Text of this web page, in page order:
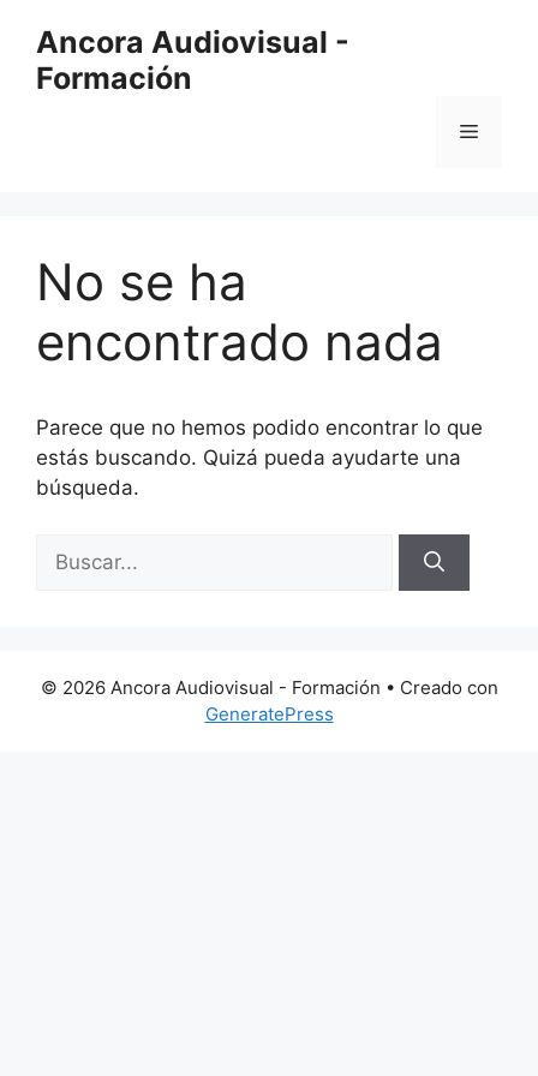
contenido
Ancora Audiovisual -
Formación
Menú
No se ha
encontrado nada
Parece que no hemos podido encontrar lo que
estás buscando. Quizá pueda ayudarte una
búsqueda.
© 2026 Ancora Audiovisual - Formación • Creado con
GeneratePress